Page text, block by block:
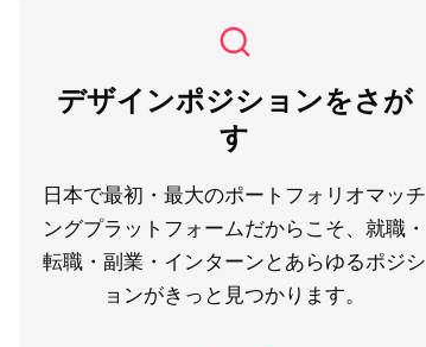
デザインポジションをさが
す
日本で最初・最大のポートフォリオマッチ
ングプラットフォームだからこそ、就職・
転職・副業・インターンとあらゆるポジシ
ョンがきっと見つかります。